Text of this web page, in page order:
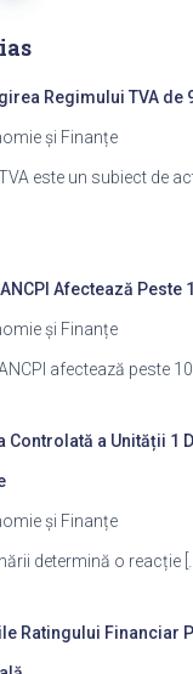
Regimului TVA de
și Finanțe
este un subiect de
Afectează Peste
și Finanțe
afectează peste
Controlată a Unității 1
și Finanțe
determină o reacție
Ratingului Financiar